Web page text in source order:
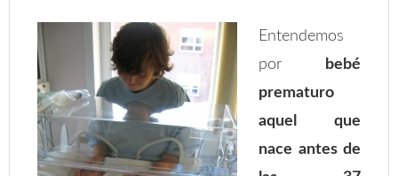
Entendemos
por
bebé
prematuro
aquel que
nace antes de